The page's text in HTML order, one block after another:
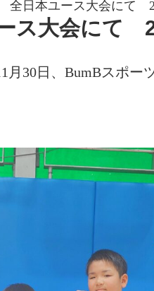
全日本ユース大会にて
ス大会にて
30日、BumBスポー